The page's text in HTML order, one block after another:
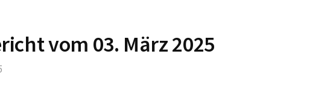
vom 03. März 2025